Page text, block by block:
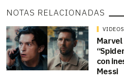
NOTAS RELACIONADAS
VIDEOS
con
Messi